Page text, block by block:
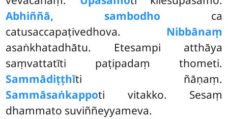
Abhiññā, sambodho ca
catusaccapaṭivedhova. Nibbānaṃ
asaṅkhatadhātu. Etesampi atthāya
saṃvattatīti paṭipadaṃ thometi.
Sammādiṭṭhīti ñāṇaṃ.
Sammāsaṅkappoti vitakko. Sesaṃ
dhammato suviññeyyameva.